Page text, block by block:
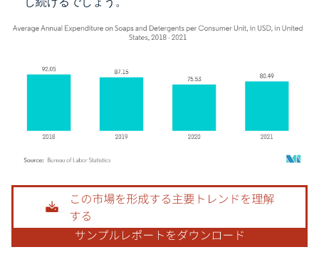
画像 © Mordor Intelligence。再利用にはCC BY 4.0の表示が必要です。